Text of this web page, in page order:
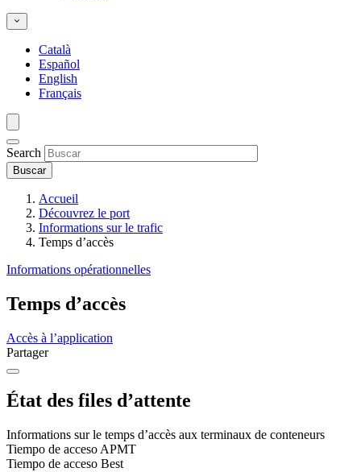
Català
Español
English
Français
Search
Accueil
Découvrez le port
Informations sur le trafic
Temps d’accès
Informations opérationnelles
Temps d’accès
Accès à l’application
Partager
État des files d’attente
Informations sur le temps d’accès aux terminaux de conteneurs
Tiempo de acceso APMT
Tiempo de acceso Best